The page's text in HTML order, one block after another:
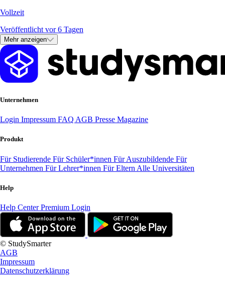
Vollzeit
Veröffentlicht vor 6 Tagen
Mehr anzeigen
Unternehmen
Login Impressum FAQ AGB Presse Magazine
Produkt
Für Studierende Für Schüler*innen Für Auszubildende Für
Unternehmen Für Lehrer*innen Für Eltern Alle Universitäten
Help
Help CenterPremium Login
© StudySmarter
AGB
Impressum
Datenschutzerklärung